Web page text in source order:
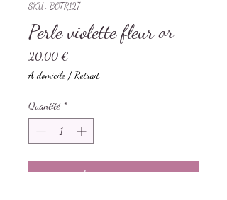
SKU : BOTR127
Perle violette fleur or
20,00 €
A domicile / Retrait
Quantité *
Ajouter au panier